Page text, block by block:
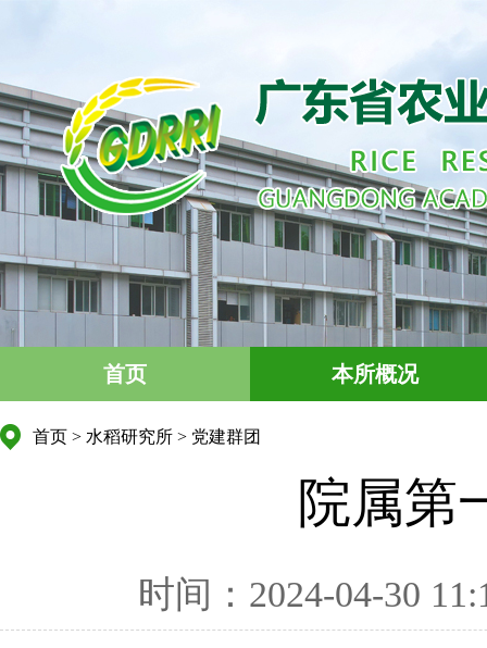
首页 本所概况
首页 > 水稻研究所 > 党建群团
院属第
时间：2024-04-30